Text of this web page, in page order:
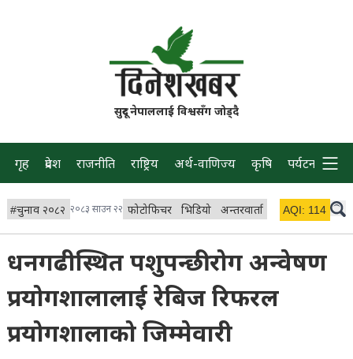
सुदूर नेपाललाई विश्वसँग जोड्दै
गृह प्रदेश राजनीति राष्ट्रिय अर्थ-वाणिज्य कृषि पर्यटन प्रवास
#चुनाव २०८२ २०८३ साउन २२ फोटोफिचर भिडियो अन्तरवार्ता विचार/ब्लग
AQI: 114
धनगढीस्थित पशुपन्छी रोग अन्वेषण
प्रयोगशालालाई रेबिज रिफरल
प्रयोगशालाको जिम्मेवारी